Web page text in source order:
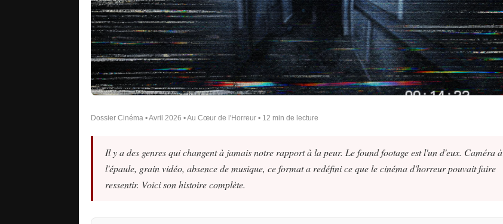
Dossier Cinéma • Avril 2026 • Au Cœur de l'Horreur • 12 min de lecture
Il y a des genres qui changent à jamais notre rapport à la peur. Le found footage est l'un d'eux. Caméra à
l'épaule, grain vidéo, absence de musique, ce format a redéfini ce que le cinéma d'horreur pouvait faire
ressentir. Voici son histoire complète.